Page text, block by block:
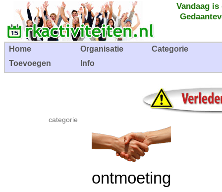
Vandaag
Home Organisatie
Categorie
Toevoegen
Info
categorie
ontmoeting